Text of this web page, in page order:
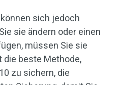
sich jedoch
sie ändern oder einen
müssen Sie sie
die beste Methode,
zu sichern, die